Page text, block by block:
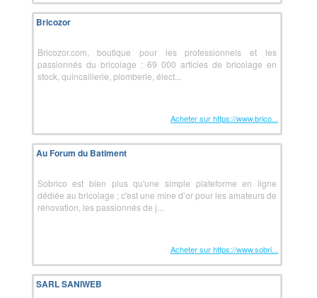
Bricozor
Bricozor.com, boutique pour les professionnels et les
passionnés du bricolage : 69 000 articles de bricolage en
stock, quincaillerie, plomberie, élect...
Acheter sur https://www.brico...
Au Forum du Batiment
Sobrico est bien plus qu'une simple plateforme en ligne
dédiée au bricolage ; c'est une mine d’or pour les amateurs de
rénovation, les passionnés de j...
Acheter sur https://www.sobri...
SARL SANIWEB